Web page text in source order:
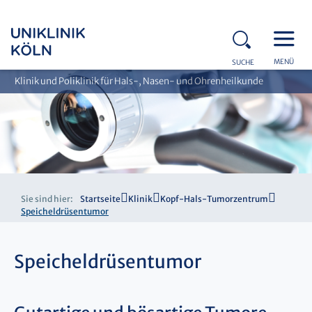
SUCHE MENÜ
Klinik und Poliklinik für Hals-, Nasen- und Ohrenheilkunde
Sie sind hier: Startseite Klinik
Kopf-Hals-Tumorzentrum
Speicheldrüsentumor
Speicheldrüsentumor